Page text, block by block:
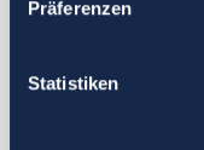
Präferenzen
Statistiken